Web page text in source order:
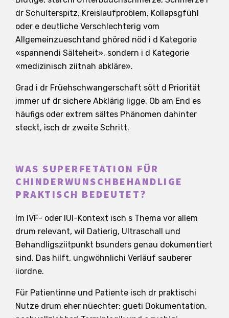
dr Schulterspitz, Kreislaufproblem, Kollapsgfühl
oder e deutliche Verschlechterig vom
Allgemeinzueschtand ghöred nöd i d Kategorie
«spannendi Sälteheit», sondern i d Kategorie
«medizinisch ziitnah abkläre».
Grad i dr Früehschwangerschaft sött d Priorität
immer uf dr sichere Abklärig ligge. Ob am End es
häufigs oder extrem sältes Phänomen dahinter
steckt, isch dr zweite Schritt.
WAS SUPERFETATION FÜR
CHINDERWUNSCHBEHANDLIGE
PRAKTISCH BEDEUTET?
Im IVF- oder IUI-Kontext isch s Thema vor allem
drum relevant, wil Datierig, Ultraschall und
Behandligsziitpunkt bsunders genau dokumentiert
sind. Das hilft, ungwöhnlichi Verläuf sauberer
iiordne.
Für Patientinne und Patiente isch dr praktischi
Nutze drum eher nüechter: gueti Dokumentation,